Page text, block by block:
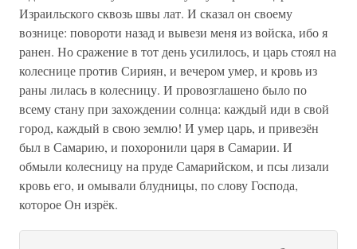
Израильского сквозь швы лат. И сказал он своему
вознице: повороти назад и вывези меня из войска, ибо я
ранен. Но сражение в тот день усилилось, и царь стоял на
колеснице против Сириян, и вечером умер, и кровь из
раны лилась в колесницу. И провозглашено было по
всему стану при захождении солнца: каждый иди в свой
город, каждый в свою землю! И умер царь, и привезён
был в Самарию, и похоронили царя в Самарии. И
обмыли колесницу на пруде Самарийском, и псы лизали
кровь его, и омывали блудницы, по слову Господа,
которое Он изрёк.